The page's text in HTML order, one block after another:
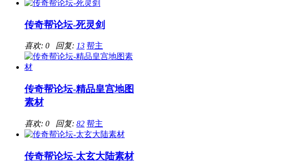
传奇帮论坛-死灵剑
喜欢: 0 回复: 13 帮主
传奇帮论坛-精品皇宫地图
素材
喜欢: 0 回复: 82 帮主
传奇帮论坛-太玄大陆素材